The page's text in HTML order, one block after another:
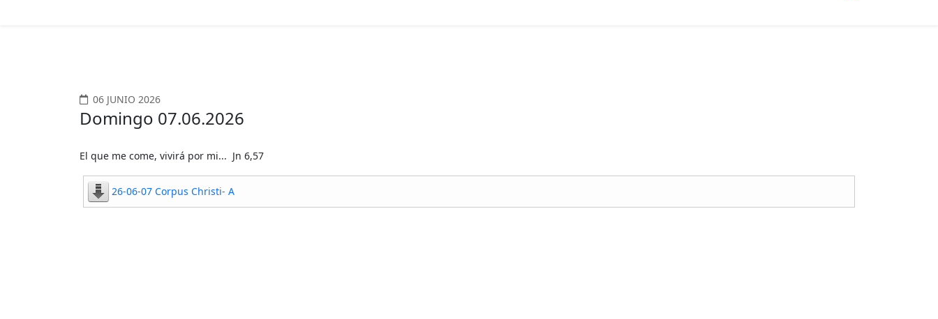
06 JUNIO 2026
Domingo 07.06.2026
El que me come, vivirá por mi... Jn 6,57
26-06-07 Corpus Christi- A